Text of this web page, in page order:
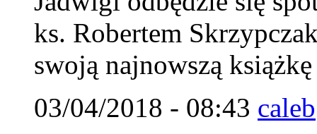
ks. Robertem
swoją najnowszą
03/04/2018 - 08:43 caleb